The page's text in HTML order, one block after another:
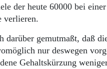
der heute 60000 bei
verlieren.
gemutmaßt, daß
nur deswegen
Gehaltskürzung